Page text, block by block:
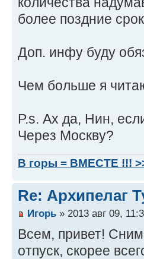
более поздние
Доп. инфу буду
Чем больше я
P.s. Ах да, Нин,
Через Москву?
В горы = ВМЕСТЕ !!!
Re: Архипелаг
Игорь » 2013 авг 09,
Всем, привет!
отпуск, скорее